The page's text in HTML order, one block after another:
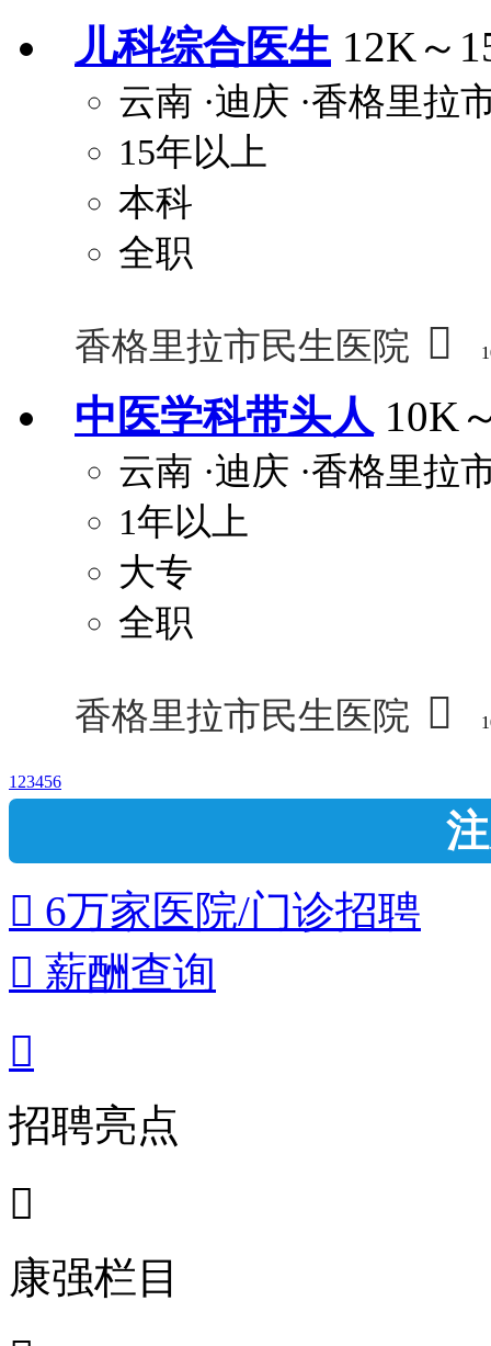
儿科综合医生 12K～
云南 ·迪庆 ·香格里拉
15年以上
本科
全职
香格里拉市民生医院 
中医学科带头人 10K
云南 ·迪庆 ·香格里拉
1年以上
大专
全职
香格里拉市民生医院 
1 23456
 6万家医院/门诊招聘
 薪酬查询

招聘亮点

康强栏目